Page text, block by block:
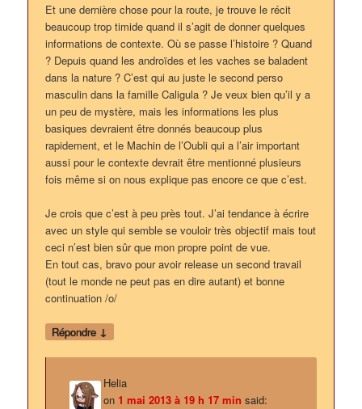
Et une dernière chose pour la route, je trouve le récit
beaucoup trop timide quand il s’agit de donner quelques
informations de contexte. Où se passe l’histoire ? Quand
? Depuis quand les androïdes et les vaches se baladent
dans la nature ? C’est qui au juste le second perso
masculin dans la famille Caligula ? Je veux bien qu’il y a
un peu de mystère, mais les informations les plus
basiques devraient être donnés beaucoup plus
rapidement, et le Machin de l’Oubli qui a l’air important
aussi pour le contexte devrait être mentionné plusieurs
fois même si on nous explique pas encore ce que c’est.
Je crois que c’est à peu près tout. J’ai tendance à écrire
avec un style qui semble se vouloir très objectif mais tout
ceci n’est bien sûr que mon propre point de vue.
En tout cas, bravo pour avoir release un second travail
(tout le monde ne peut pas en dire autant) et bonne
continuation /o/
Répondre ↓
Helia
on 1 mai 2013 à 19 h 17 min said: